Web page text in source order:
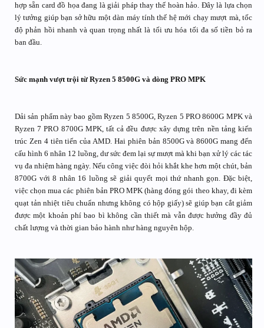
hợp sẵn card đồ họa đang là giải pháp thay thế hoàn hảo. Đây là lựa chọn
lý tưởng giúp bạn sở hữu một dàn máy tính thế hệ mới chạy mượt mà, tốc
độ phản hồi nhanh và quan trọng nhất là tối ưu hóa tối đa số tiền bỏ ra
ban đầu.
Sức mạnh vượt trội từ Ryzen 5 8500G và dòng PRO MPK
Dải sản phẩm này bao gồm Ryzen 5 8500G, Ryzen 5 PRO 8600G MPK và
Ryzen 7 PRO 8700G MPK, tất cả đều được xây dựng trên nền tảng kiến
trúc Zen 4 tiên tiến của AMD. Hai phiên bản 8500G và 8600G mang đến
cấu hình 6 nhân 12 luồng, dư sức đem lại sự mượt mà khi bạn xử lý các tác
vụ đa nhiệm hàng ngày. Nếu công việc đòi hỏi khắt khe hơn một chút, bản
8700G với 8 nhân 16 luồng sẽ giải quyết mọi thứ nhanh gọn. Đặc biệt,
việc chọn mua các phiên bản PRO MPK (hàng đóng gói theo khay, đi kèm
quạt tản nhiệt tiêu chuẩn nhưng không có hộp giấy) sẽ giúp bạn cắt giảm
được một khoản phí bao bì không cần thiết mà vẫn được hưởng đầy đủ
chất lượng và thời gian bảo hành như hàng nguyên hộp.